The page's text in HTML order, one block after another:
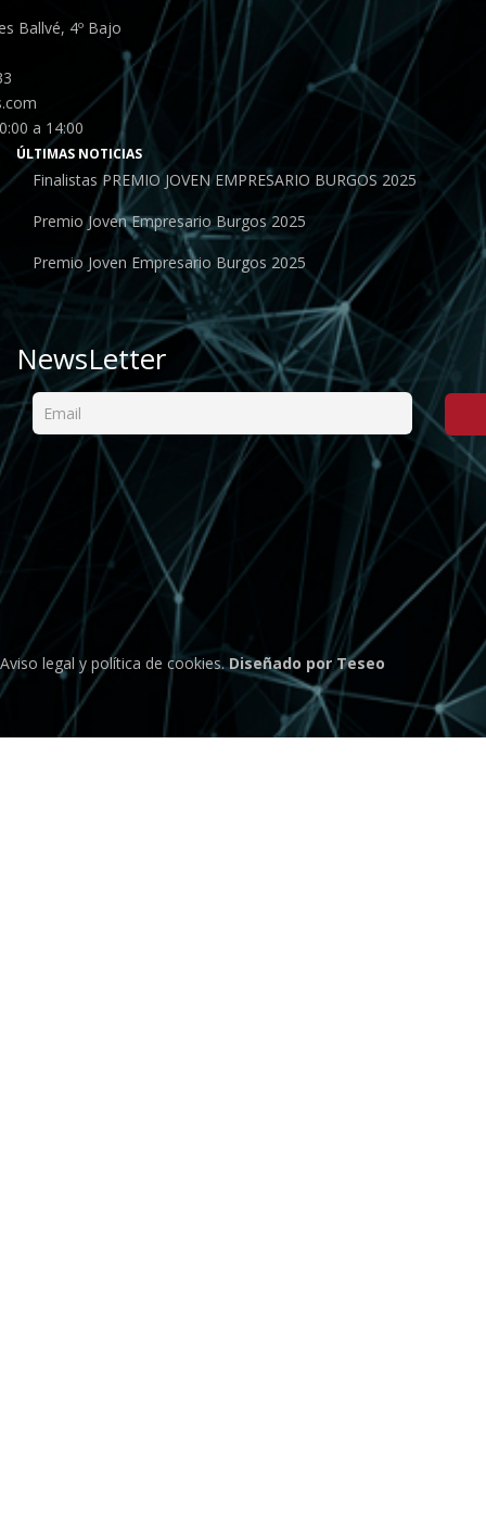
Ballvé, 4º Bajo
a 14:00
ÚLTIMAS NOTICIAS
Finalistas PREMIO JOVEN EMPRESARIO BURGOS 2025
Premio Joven Empresario Burgos 2025
Premio Joven Empresario Burgos 2025
NewsLetter
Aviso legal y política de cookies.Diseñado por Teseo